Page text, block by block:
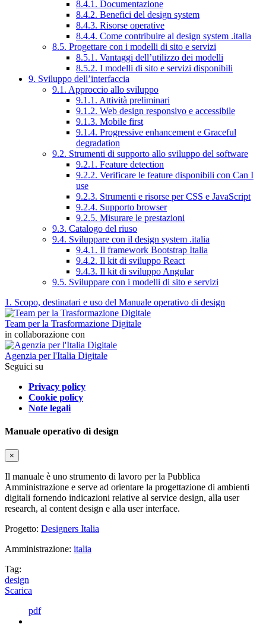
8.4.1. Documentazione
8.4.2. Benefici del design system
8.4.3. Risorse operative
8.4.4. Come contribuire al design system .italia
8.5. Progettare con i modelli di sito e servizi
8.5.1. Vantaggi dell’utilizzo dei modelli
8.5.2. I modelli di sito e servizi disponibili
9. Sviluppo dell’interfaccia
9.1. Approccio allo sviluppo
9.1.1. Attività preliminari
9.1.2. Web design responsivo e accessibile
9.1.3. Mobile first
9.1.4. Progressive enhancement e Graceful
degradation
9.2. Strumenti di supporto allo sviluppo del software
9.2.1. Feature detection
9.2.2. Verificare le feature disponibili con Can I
use
9.2.3. Strumenti e risorse per CSS e JavaScript
9.2.4. Supporto browser
9.2.5. Misurare le prestazioni
9.3. Catalogo del riuso
9.4. Sviluppare con il design system .italia
9.4.1. Il framework Bootstrap Italia
9.4.2. Il kit di sviluppo React
9.4.3. Il kit di sviluppo Angular
9.5. Sviluppare con i modelli di sito e servizi
1. Scopo, destinatari e uso del Manuale operativo di design
Team per la Trasformazione Digitale
in collaborazione con
Agenzia per l'Italia Digitale
Seguici su
Privacy policy
Cookie policy
Note legali
Manuale operativo di design
×
Il manuale è uno strumento di lavoro per la Pubblica
Amministrazione e serve ad orientare la progettazione di ambienti
digitali fornendo indicazioni relative al service design, alla user
research, al content design e alla user interface.
Progetto: Designers Italia
Amministrazione: italia
Tag:
design
Scarica
pdf